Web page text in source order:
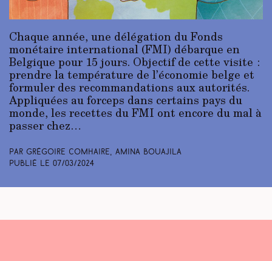
Chaque année, une délégation du Fonds
monétaire international (FMI) débarque en
Belgique pour 15 jours. Objectif de cette visite :
prendre la température de l’économie belge et
formuler des recommandations aux autorités.
Appliquées au forceps dans certains pays du
monde, les recettes du FMI ont encore du mal à
passer chez…
Par Grégoire Comhaire, Amina Bouajila
Publié le 07/03/2024